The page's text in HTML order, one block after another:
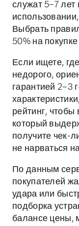
служат 5–7
Выбрать
50% на
Если ищете, где
недорого,
гарантией 2–3
рейтинг, чтобы
который
получите чек-
не нарваться
По данным
покупателей
удара или
подборка
балансе цены,